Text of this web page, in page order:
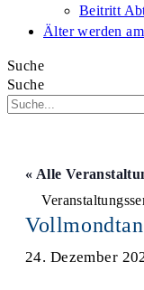
Beitritt
Älter werden
Suche
Suche
« Alle
24. Dezember